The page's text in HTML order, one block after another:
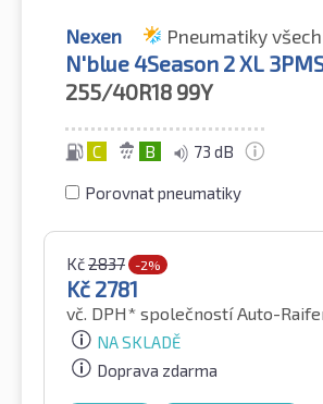
Nexen Pneumatiky
N'blue 4Season 2 XL
255/40R18 99Y
C B 73 dB
Porovnat pneumatiky
Kč2837 -2%
Kč 2781
vč. DPH* společností Auto-
NA SKLADĚ
Doprava zdarma